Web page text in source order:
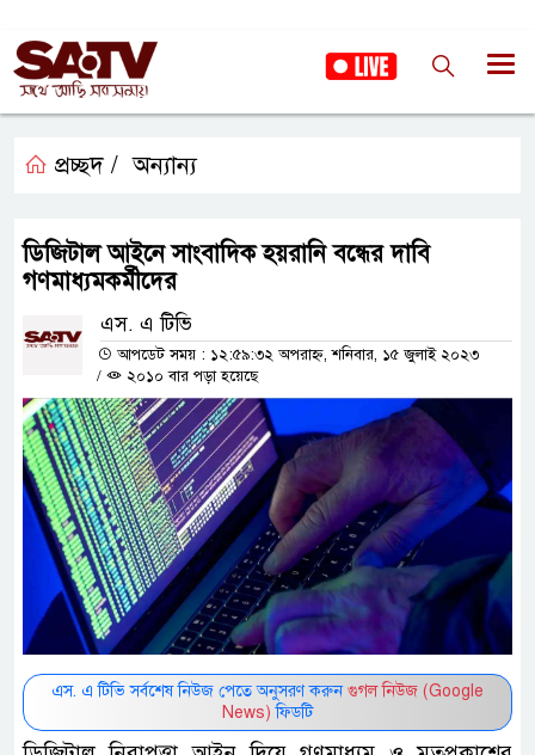
প্রচ্ছদ / অন্যান্য
ডিজিটাল আইনে সাংবাদিক হয়রানি বন্ধের দাবি
গণমাধ্যমকর্মীদের
এস. এ টিভি
আপডেট সময় : ১২:৫৯:৩২ অপরাহ্ন, শনিবার, ১৫ জুলাই ২০২৩
/
২০১০ বার পড়া হয়েছে
এস. এ টিভি সর্বশেষ নিউজ পেতে অনুসরণ করুন গুগল নিউজ (Google
News) ফিডটি